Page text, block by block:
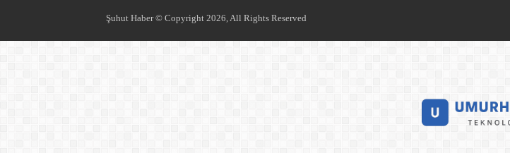
Şuhut Haber © Copyright 2026, All Rights Reserved